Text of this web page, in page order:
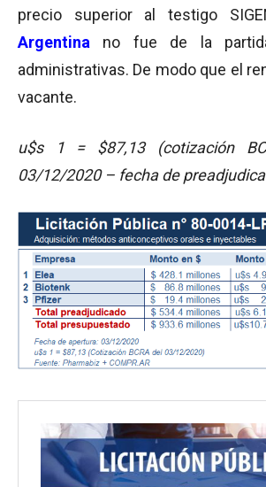
precio superior al testigo
Argentina
no fue de la
administrativas. De modo que el
vacante.
u$s 1 = $87,13 (cotización
03/12/2020 – fecha de